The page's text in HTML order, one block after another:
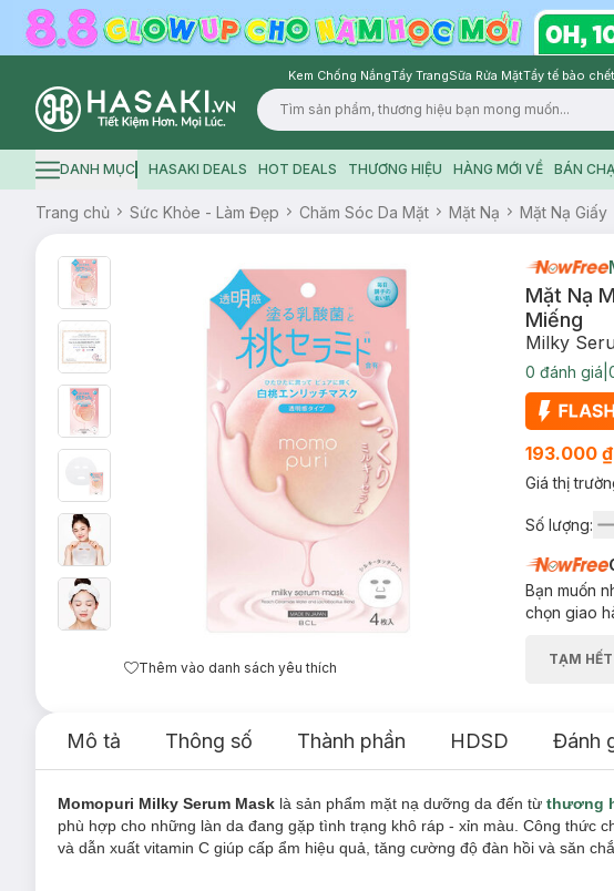
Kem Chống NắngTẩy TrangSữa Rửa MặtTẩy tế bào chết
Logo
Hamburger icon
DANH MỤC HASAKI DEALS HOT DEALS THƯƠNG HIỆU HÀNG MỚI VỀ BÁN
Trang chủ Sức Khỏe - Làm Đẹp Chăm Sóc Da Mặt Mặt Nạ Mặt Nạ Giấy
Thêm vào danh sách yêu thích
Mặt Nạ
Miếng
Milky
0 đánh giá
193.000 ₫
Giá thị
Số lượng:
Bạn muốn
chọn giao
TẠM
Mô tả Thông số Thành phần HDSD Đánh
Momopuri Milky Serum Mask là sản phẩm mặt nạ dưỡng da đến từ thương
phù hợp cho những làn da đang gặp tình trạng khô ráp - xỉn màu. Công thức
và dẫn xuất vitamin C giúp cấp ẩm hiệu quả, tăng cường độ đàn hồi và săn